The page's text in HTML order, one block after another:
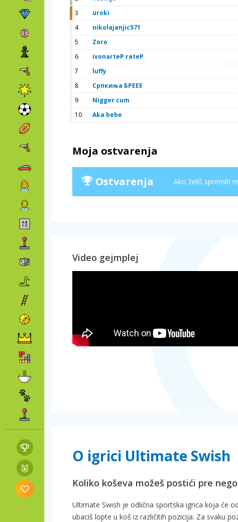
3
uroki
4
nikolajanjic571
5
Zoro
6
ivonarteP rateP
7
luffy
8
Српкиња БРЕЕЕ
9
Nigger cum
10
Aka bebe
Moja ostvarenja
Ostvarenja Ako želiš spremiti
Video gejmplej
O igrici Ultimate Swish
Koliko koševa možeš postići pre
Ultimate Swish je odlična sportska igrica koja će
ubaciš lopte u koš iz različitih pozicija. Za svaku